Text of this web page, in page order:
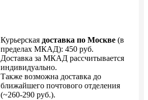
Курьерская доставка по Москве (в
пределах МКАД): 450 руб.
Доставка за МКАД рассчитывается
индивидуально.
Также возможна доставка до
ближайшего почтового отделения
(~260-290 руб.).